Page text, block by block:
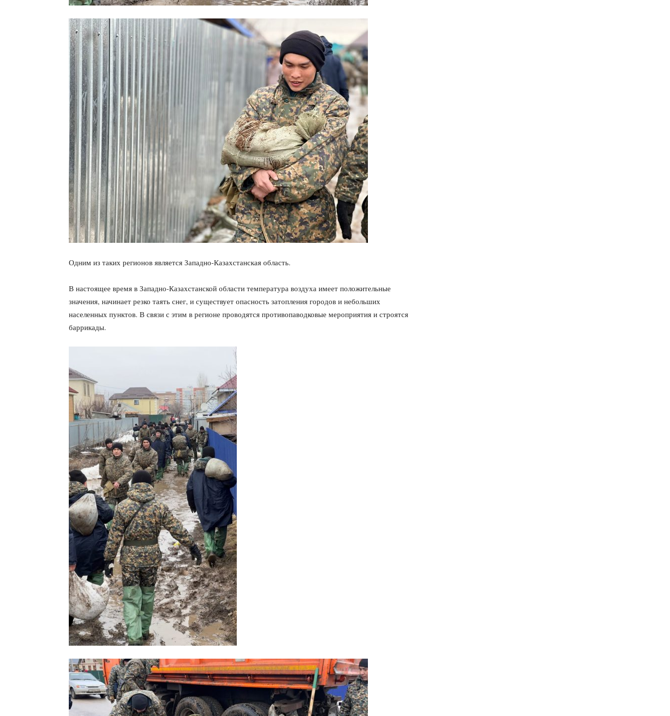
Одним из таких регионов является Западно-Казахстанская область.
В настоящее время в Западно-Казахстанской области температура воздуха имеет положительные
значения, начинает резко таять снег, и существует опасность затопления городов и небольших
населенных пунктов. В связи с этим в регионе проводятся противопаводковые мероприятия и строятся
баррикады.